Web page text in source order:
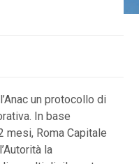
un protocollo di
In base
mesi, Roma Capitale
la